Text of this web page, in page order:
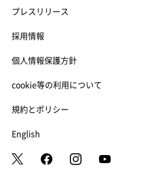
プレスリリース
採用情報
個人情報保護方針
cookie等の利用について
規約とポリシー
English